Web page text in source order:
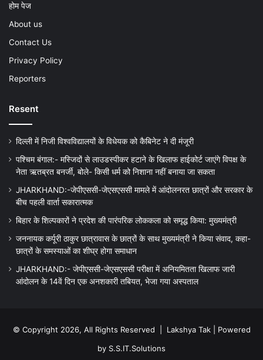
होम पेज
About us
Contact Us
Privacy Policy
Reporters
Resent
दिल्ली में निजी विश्वविद्यालयों के विधेयक को कैबिनेट ने दी मंजूरी
पश्चिम बंगाल:- मस्जिदों से लाउडस्पीकर हटाने के खिलाफ हाईकोर्ट जाएंगे विपक्ष के
नेता ऋतब्रत बनर्जी, बोले- किसी धर्म को निशाना नहीं बनाया जा सकता
JHARKHAND:-जेपीएससी-जेएसएससी मामले में आंदोलनरत छात्रों और सरकार के
बीच पहली वार्ता सकारात्मक
बिहार के शिल्पकारों ने प्रदेश की पारंपरिक लोककला को समृद्ध किया: मुख्यमंत्री
जननायक कर्पूरी ठाकुर छात्रावास के छात्रों के साथ मुख्यमंत्री ने किया संवाद, कहा-
छात्रों के समस्याओं का शीघ्र होगा समाधान
JHARKHAND:- जेपीएससी-जेएसएससी परीक्षा में अनियमितता खिलाफ जारी
आंदोलन के 14वें दिन एक अनशकारी तबियत, भेजा गया अस्पताल
© Copyright 2026, All Rights Reserved | Lakshya Tak| Powered
by S.S.IT.Solutions